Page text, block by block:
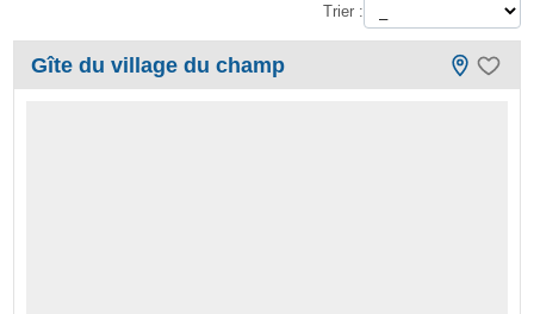
Trier :
Gîte du village du champ